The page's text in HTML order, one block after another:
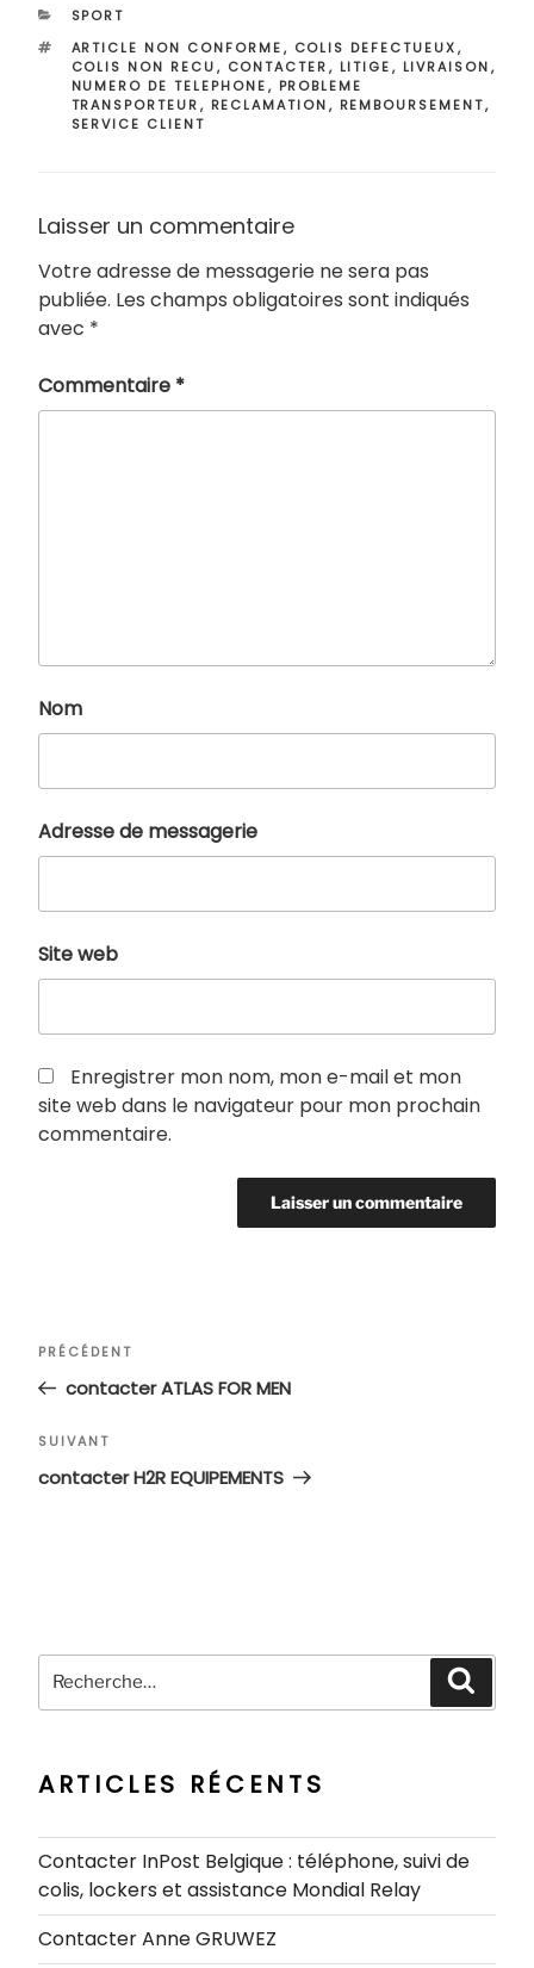
CATÉGORIES
SPORT
ÉTIQUETTES
ARTICLE NON CONFORME, COLIS DEFECTUEUX,
COLIS NON RECU, CONTACTER, LITIGE, LIVRAISON,
NUMERO DE TELEPHONE, PROBLEME
TRANSPORTEUR, RECLAMATION, REMBOURSEMENT,
SERVICE CLIENT
Laisser un commentaire
Votre adresse de messagerie ne sera pas
publiée. Les champs obligatoires sont indiqués
avec *
Commentaire *
Nom
Adresse de messagerie
Site web
Enregistrer mon nom, mon e-mail et mon
site web dans le navigateur pour mon prochain
commentaire.
Navigation
l’article
Article
précédent
PRÉCÉDENT
contacter ATLAS FOR MEN
Article
suivant
SUIVANT
contacter H2R EQUIPEMENTS
Recherche
pour
ARTICLES RÉCENTS
Contacter InPost Belgique : téléphone, suivi de
colis, lockers et assistance Mondial Relay
Contacter Anne GRUWEZ